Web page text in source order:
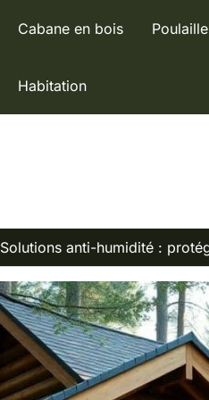
Cabane en bois
Habitation
Solutions anti-humidité :